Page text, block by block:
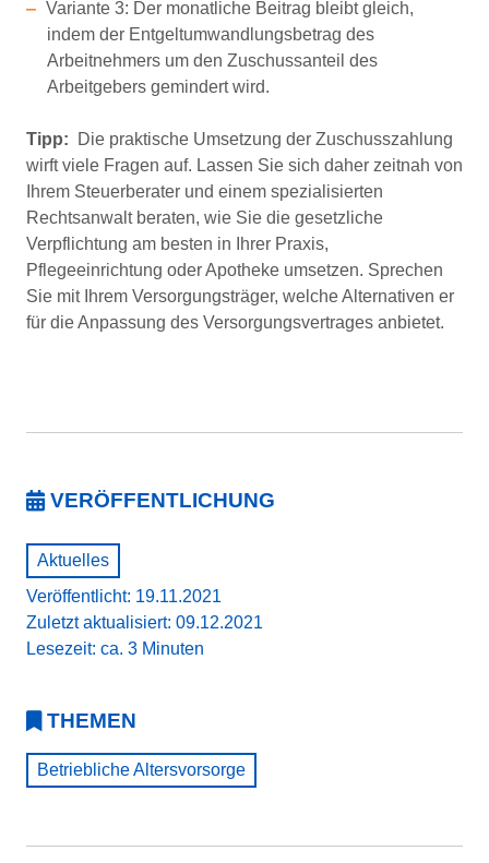
Variante 3: Der monatliche Beitrag bleibt gleich,
indem der Entgeltumwandlungsbetrag des
Arbeitnehmers um den Zuschussanteil des
Arbeitgebers gemindert wird.
Tipp:
Die praktische Umsetzung der Zuschusszahlung
wirft viele Fragen auf. Lassen Sie sich daher zeitnah von
Ihrem Steuerberater und einem spezialisierten
Rechtsanwalt beraten, wie Sie die gesetzliche
Verpflichtung am besten in Ihrer Praxis,
Pflegeeinrichtung oder Apotheke umsetzen. Sprechen
Sie mit Ihrem Versorgungsträger, welche Alternativen er
für die Anpassung des Versorgungsvertrages anbietet.
VERÖFFENTLICHUNG
Aktuelles
Veröffentlicht: 19.11.2021
Zuletzt aktualisiert: 09.12.2021
Lesezeit: ca. 3 Minuten
THEMEN
Betriebliche Altersvorsorge